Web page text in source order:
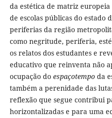
da estética de matriz
de escolas públicas do estado
periferias da região
como negritude, periferia,
os relatos dos estudantes e
educativo que reinventa não
ocupação do espaçotempoda
também a perenidade das
reflexão que segue contribui
horizontalizadas e para uma